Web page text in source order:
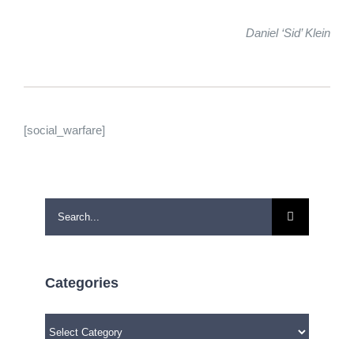
Daniel ‘Sid’ Klein
[social_warfare]
Search
for:
Categories
Categories